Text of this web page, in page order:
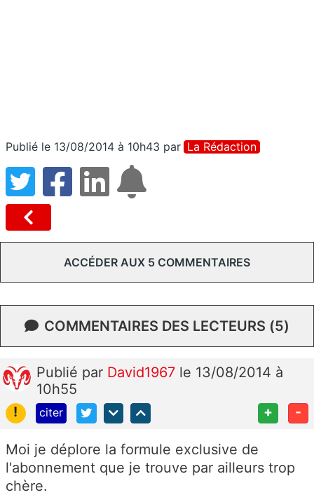
Publié le 13/08/2014 à 10h43 par La Rédaction
ACCÉDER AUX 5 COMMENTAIRES
COMMENTAIRES DES LECTEURS (5)
Publié par David1967 le 13/08/2014 à
10h55
!
citer + -
Moi je déplore la formule exclusive de
l'abonnement que je trouve par ailleurs trop
chère.